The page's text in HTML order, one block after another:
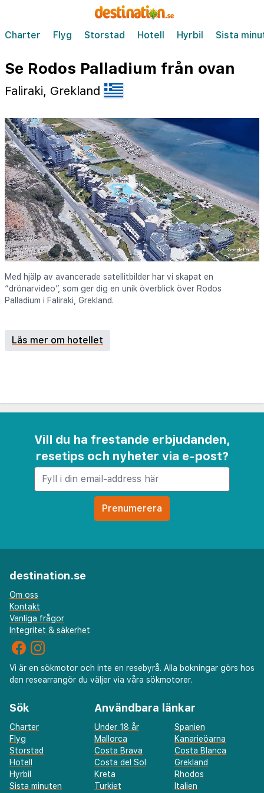
Charter Flyg Storstad Hotell Hyrbil Sista
Se Rodos Palladium från ovan
Faliraki, Grekland
Med hjälp av avancerade satellitbilder har vi skapat en
“drönarvideo”, som ger dig en unik överblick över Rodos
Palladium i Faliraki, Grekland.
Läs mer om hotellet
Vill du ha frestande erbjudanden,
resetips och nyheter via e-post?
destination.se
Om oss
Kontakt
Vanliga frågor
Integritet & säkerhet
Vi är en sökmotor och inte en resebyrå. Alla bokningar görs hos
den researrangör du väljer via våra sökmotorer.
Sök
Charter
Flyg
Storstad
Hotell
Hyrbil
Sista minuten
Användbara länkar
Under 18 år
Spanien
Mallorca
Kanarieöarna
Costa Brava
Costa Blanca
Costa del Sol
Grekland
Kreta
Rhodos
Turkiet
Italien